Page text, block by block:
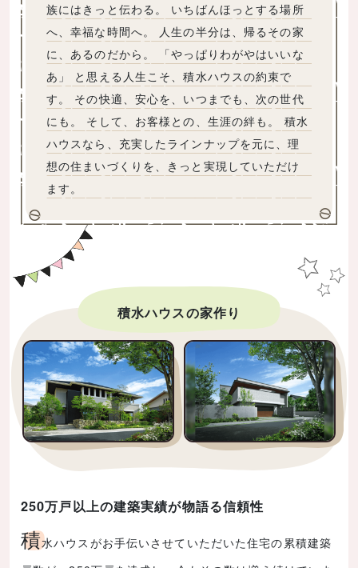
族にはきっと伝わる。 いちばんほっとする場所
へ、幸福な時間へ。 人生の半分は、帰るその家
に、あるのだから。 「やっぱりわがやはいいな
あ」 と思える人生こそ、積水ハウスの約束で
す。 その快適、安心を、いつまでも、次の世代
にも。 そして、お客様との、生涯の絆も。 積水
ハウスなら、充実したラインナップを元に、理
想の住まいづくりを、きっと実現していただけ
ます。
積水ハウスの家作り
250万戸以上の建築実績が物語る信頼性
積水ハウスがお手伝いさせていただいた住宅の累積建築